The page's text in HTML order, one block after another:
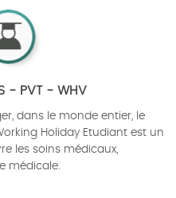
- PVT - WHV
dans le monde entier, le
Holiday Etudiant est un
les soins médicaux,
médicale.